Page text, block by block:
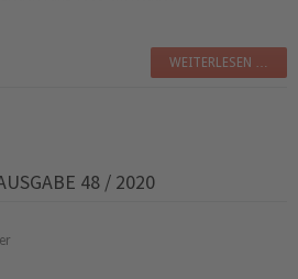
WEITERLESEN …
48 / 2020